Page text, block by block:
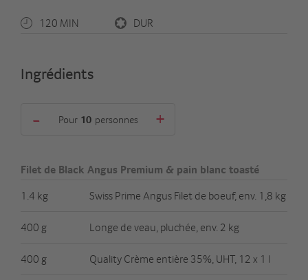
120 MIN DUR
Ingrédients
- Pour personnes +
Filet de Black Angus Premium & pain blanc toasté
1.4 kg
Swiss Prime Angus Filet de boeuf, env. 1,8 kg
400 g Longe de veau, pluchée, env. 2 kg
400 g Quality Crème entière 35%, UHT, 12 x 1 l